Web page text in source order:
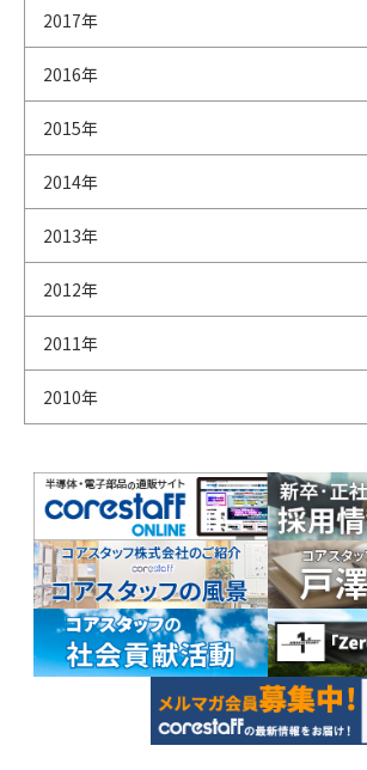
2017年
2016年
2015年
2014年
2013年
2012年
2011年
2010年